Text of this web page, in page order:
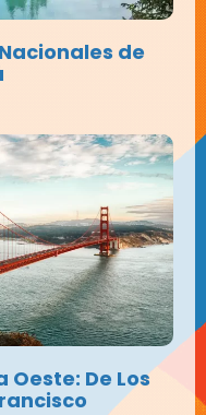
de
De Los